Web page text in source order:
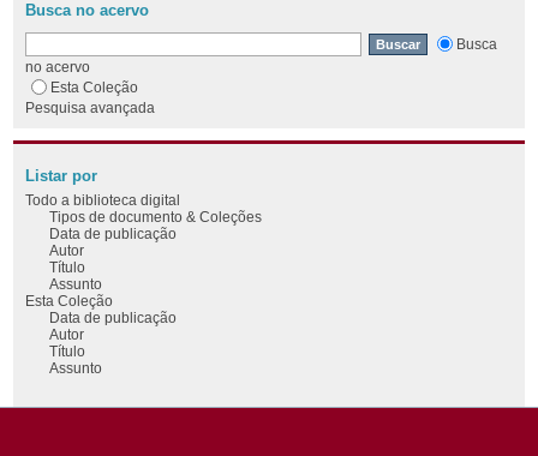
Busca no acervo
Busca
no acervo
Esta Coleção
Pesquisa avançada
Listar por
Todo a biblioteca digital
Tipos de documento & Coleções
Data de publicação
Autor
Título
Assunto
Esta Coleção
Data de publicação
Autor
Título
Assunto